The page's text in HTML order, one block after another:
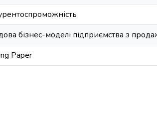
бізнес-моделі підприємства з
Paper